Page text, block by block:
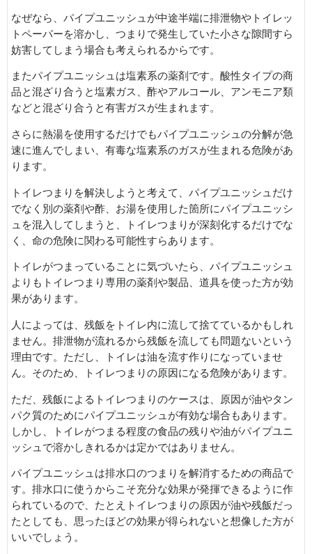
なぜなら、パイプユニッシュが中途半端に排泄物やトイレッ
トペーパーを溶かし、つまりで発生していた小さな隙間すら
妨害してしまう場合も考えられるからです。
またパイプユニッシュは塩素系の薬剤です。酸性タイプの商
品と混ざり合うと塩素ガス、酢やアルコール、アンモニア類
などと混ざり合うと有害ガスが生まれます。
さらに熱湯を使用するだけでもパイプユニッシュの分解が急
速に進んでしまい、有毒な塩素系のガスが生まれる危険があ
ります。
トイレつまりを解決しようと考えて、パイプユニッシュだけ
でなく別の薬剤や酢、お湯を使用した箇所にパイプユニッシ
ュを混入してしまうと、トイレつまりが深刻化するだけでな
く、命の危険に関わる可能性すらあります。
トイレがつまっていることに気づいたら、パイプユニッシュ
よりもトイレつまり専用の薬剤や製品、道具を使った方が効
果があります。
人によっては、残飯をトイレ内に流して捨てているかもしれ
ません。排泄物が流れるから残飯を流しても問題ないという
理由です。ただし、トイレは油を流す作りになっていませ
ん。そのため、トイレつまりの原因になる危険があります。
ただ、残飯によるトイレつまりのケースは、原因が油やタン
パク質のためにパイプユニッシュが有効な場合もあります。
しかし、トイレがつまる程度の食品の残りや油がパイプユニ
ッシュで溶かしきれるかは定かではありません。
パイプユニッシュは排水口のつまりを解消するための商品で
す。排水口に使うからこそ充分な効果が発揮できるように作
られているので、たとえトイレつまりの原因が油や残飯だっ
たとしても、思ったほどの効果が得られないと想像した方が
いいでしょう。